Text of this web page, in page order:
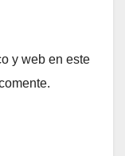
y web en este